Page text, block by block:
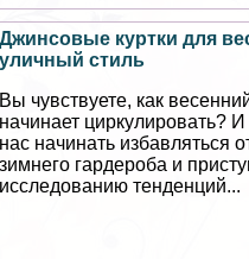
Джинсовые куртки для
уличный стиль
Вы чувствуете, как
начинает циркулировать? И
нас начинать избавляться
зимнего гардероба и
исследованию тенденций...